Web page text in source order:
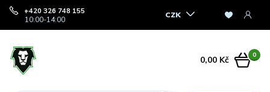
CZK
+420 326 748 155
10:00-14:00
0
0,00 Kč